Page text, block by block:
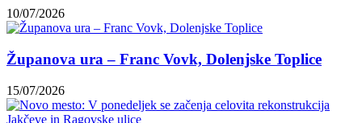
10/07/2026
Županova ura – Franc Vovk, Dolenjske Toplice
15/07/2026